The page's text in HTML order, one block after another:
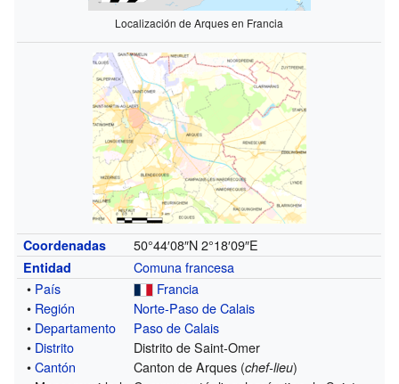
Localización de Arques en Francia
Coordenadas 50°44′08″N 2°18′09″E
Entidad
Comuna francesa
• País
Francia
• Región
Norte-Paso de Calais
• Departamento
Paso de Calais
• Distrito
Distrito de Saint-Omer
•Cantón Canton de Arques (chef-lieu)